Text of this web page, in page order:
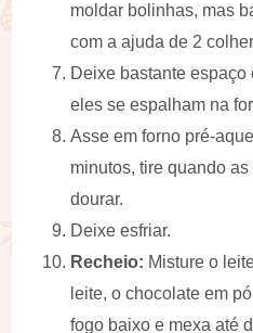
moldar bolinhas, mas
com a ajuda de 2
Deixe bastante
eles se espalham na
Asse em forno pré-
minutos, tire quando
dourar.
Deixe esfriar.
Recheio: Misture o
leite, o chocolate em
fogo baixo e mexa até